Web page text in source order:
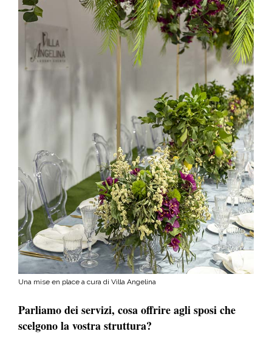
Una mise en place a cura di Villa Angelina
Parliamo dei servizi, cosa offrire agli sposi che
scelgono la vostra struttura?